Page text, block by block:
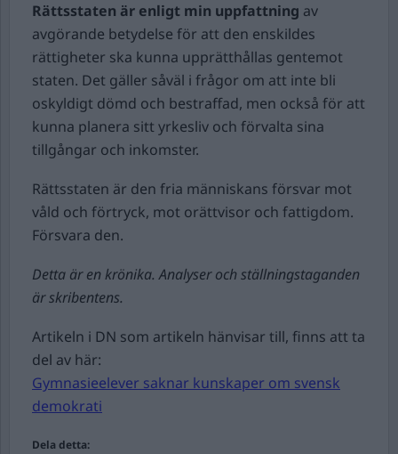
Rättsstaten är enligt min uppfattning av
avgörande betydelse för att den enskildes
rättigheter ska kunna upprätthållas gentemot
staten. Det gäller såväl i frågor om att inte bli
oskyldigt dömd och bestraffad, men också för att
kunna planera sitt yrkesliv och förvalta sina
tillgångar och inkomster.
Rättsstaten är den fria människans försvar mot
våld och förtryck, mot orättvisor och fattigdom.
Försvara den.
Detta är en krönika. Analyser och ställningstaganden
är skribentens.
Artikeln i DN som artikeln hänvisar till, finns att ta
del av här:
Gymnasieelever saknar kunskaper om svensk
demokrati
Dela detta: